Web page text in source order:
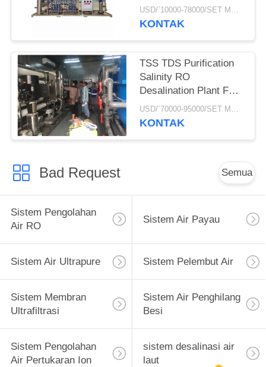
USD/`10000-78000/SET MOQ:1 set
KONTAK
TSS TDS Purification
Salinity RO
Desalination Plant FRP
50 Ton Per Jam Untuk
Air Minum Bersih
USD/`70000-95000/SET MOQ:1 set
KONTAK
Bad Request Semua
Sistem Pengolahan
Air RO
Sistem Air Payau
Sistem Air Ultrapure Sistem Pelembut Air
Sistem Membran
Ultrafiltrasi
Sistem Air Penghilang
Besi
Sistem Pengolahan
Air Pertukaran Ion
sistem desalinasi air
laut